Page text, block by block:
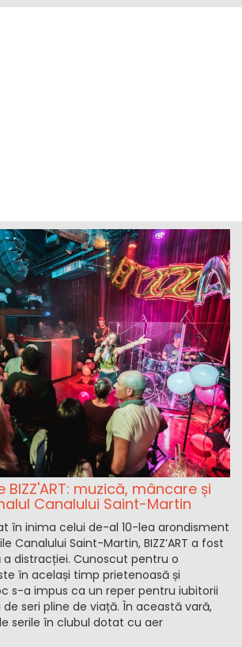
BIZZ'ART: muzică, mâncare și
Canalului Saint-Martin
în inima celui de-al 10-lea arondisment
Canalului Saint-Martin, BIZZ’ART a fost
a distracției. Cunoscut pentru o
în același timp prietenoasă și
s-a impus ca un reper pentru iubitorii
seri pline de viață. În această vară,
serile în clubul dotat cu aer